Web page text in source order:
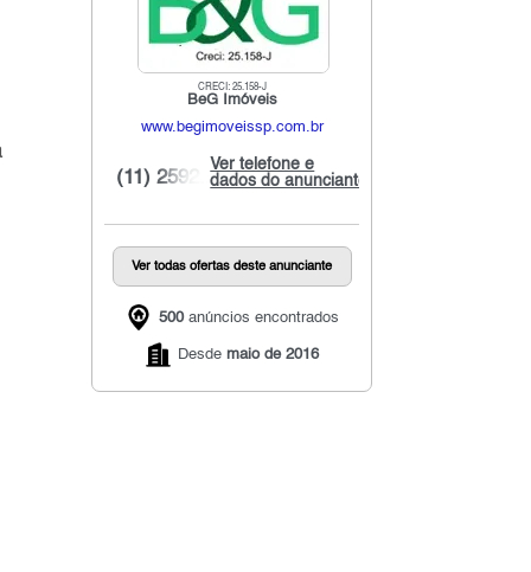
CRECI: 25.158-J
BeG Imóveis
www.begimoveissp.com.br
Ver telefone e
dados do anunciante
(11) 2592...
Ver todas ofertas deste anunciante
500anúncios encontrados
Desde maio de 2016